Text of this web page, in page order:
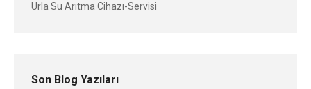
Urla Su Arıtma Cihazı-Servisi
Son Blog Yazıları